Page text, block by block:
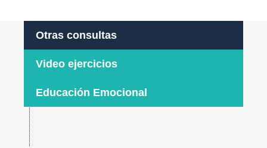
Otras consultas
Video ejercicios
Educación Emocional